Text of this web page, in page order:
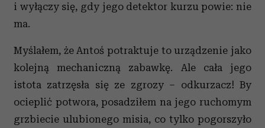
i wyłączy się, gdy jego detektor kurzu powie: nie
ma.
Myślałem, że Antoś potraktuje to urządzenie jako
kolejną mechaniczną zabawkę. Ale cała jego
istota zatrzęsła się ze zgrozy – odkurzacz! By
ocieplić potwora, posadziłem na jego ruchomym
grzbiecie ulubionego misia, co tylko pogorszyło